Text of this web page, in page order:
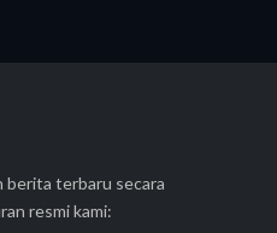
berita terbaru secara
resmi kami: